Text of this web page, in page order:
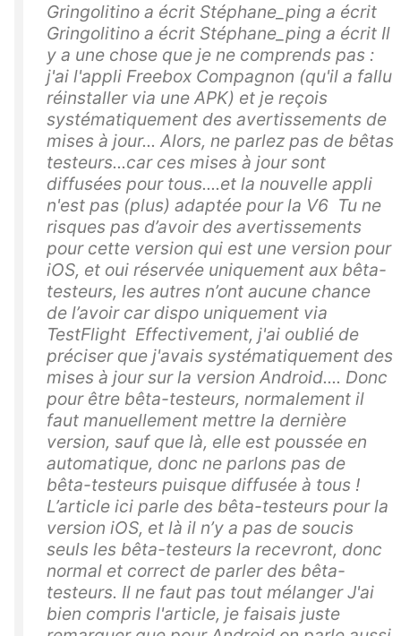
Gringolitino a écrit Stéphane_ping a écrit
Gringolitino a écrit Stéphane_ping a écrit Il
y a une chose que je ne comprends pas :
j'ai l'appli Freebox Compagnon (qu'il a fallu
réinstaller via une APK) et je reçois
systématiquement des avertissements de
mises à jour... Alors, ne parlez pas de bêtas
testeurs...car ces mises à jour sont
diffusées pour tous....et la nouvelle appli
n'est pas (plus) adaptée pour la V6 Tu ne
risques pas d’avoir des avertissements
pour cette version qui est une version pour
iOS, et oui réservée uniquement aux bêta-
testeurs, les autres n’ont aucune chance
de l’avoir car dispo uniquement via
TestFlight Effectivement, j'ai oublié de
préciser que j'avais systématiquement des
mises à jour sur la version Android.... Donc
pour être bêta-testeurs, normalement il
faut manuellement mettre la dernière
version, sauf que là, elle est poussée en
automatique, donc ne parlons pas de
bêta-testeurs puisque diffusée à tous !
L’article ici parle des bêta-testeurs pour la
version iOS, et là il n’y a pas de soucis
seuls les bêta-testeurs la recevront, donc
normal et correct de parler des bêta-
testeurs. Il ne faut pas tout mélanger J'ai
bien compris l'article, je faisais juste